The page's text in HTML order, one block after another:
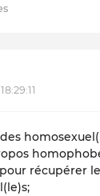
récupérer